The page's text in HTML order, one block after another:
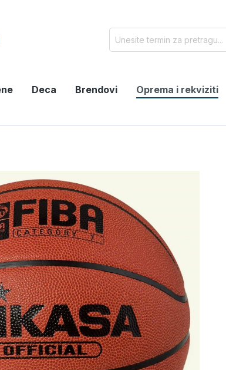
Deca Brendovi Oprema i rekviziti